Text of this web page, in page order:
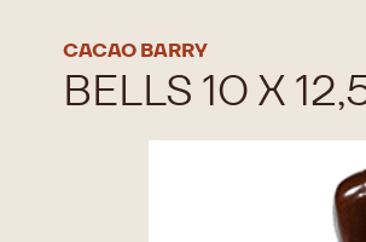
CACAO BARRY
BELLS 10 X